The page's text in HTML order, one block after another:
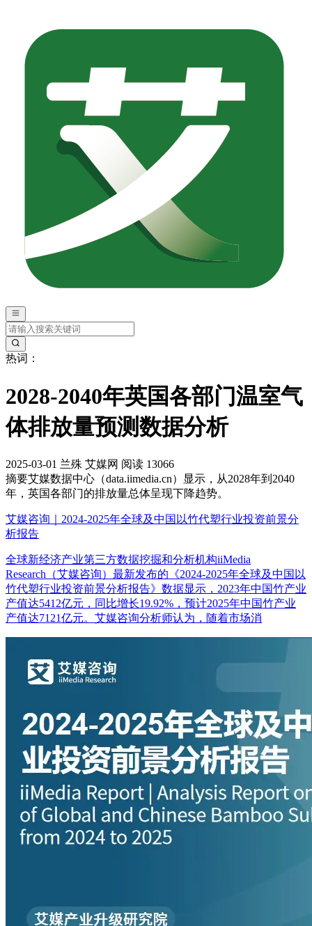
热词：
2028-2040年英国各部门温室气
体排放量预测数据分析
2025-03-01 兰殊 艾媒网 阅读 13066
摘要艾媒数据中心（data.iimedia.cn）显示，从2028年到2040
年，英国各部门的排放量总体呈现下降趋势。
艾媒咨询｜2024-2025年全球及中国以竹代塑行业投资前景分
析报告
全球新经济产业第三方数据挖掘和分析机构iiMedia
Research（艾媒咨询）最新发布的《2024-2025年全球及中国以
竹代塑行业投资前景分析报告》数据显示，2023年中国竹产业
产值达5412亿元，同比增长19.92%，预计2025年中国竹产业
产值达7121亿元。艾媒咨询分析师认为，随着市场消